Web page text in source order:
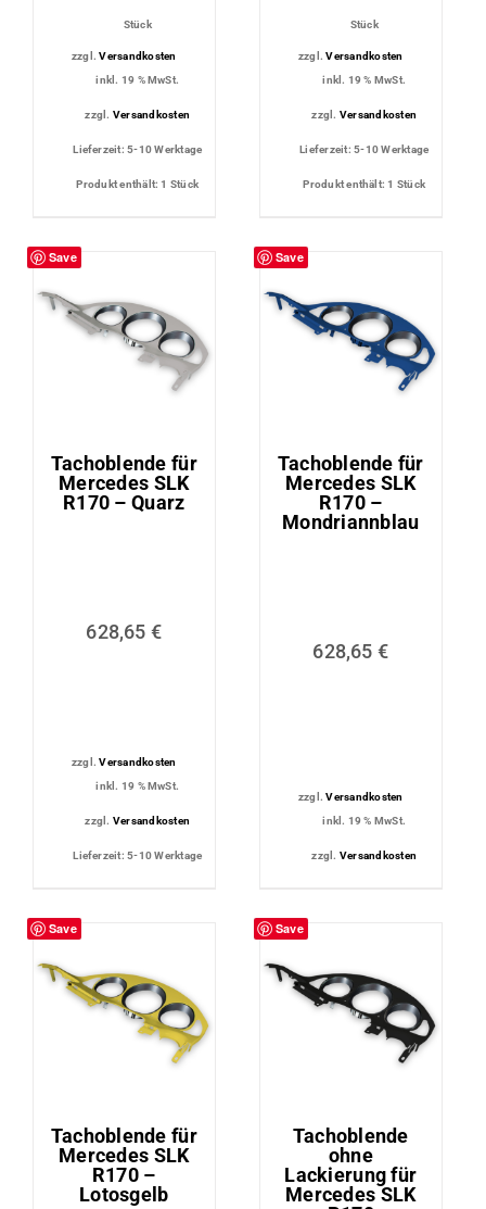
Stück
zzgl.Versandkosten
inkl. 19 % MwSt.
zzgl. Versandkosten
Lieferzeit:5-10 Werktage
Produkt enthält: 1 Stück
Stück
zzgl.Versandkosten
inkl. 19 % MwSt.
zzgl. Versandkosten
Lieferzeit:5-10 Werktage
Produkt enthält: 1 Stück
Save
Tachoblende für
Mercedes SLK
R170 – Quarz
628,65 €
zzgl.Versandkosten
inkl. 19 % MwSt.
zzgl. Versandkosten
Lieferzeit:5-10 Werktage
Save
Tachoblende für
Mercedes SLK
R170 –
Mondriannblau
628,65 €
zzgl.Versandkosten
inkl. 19 % MwSt.
zzgl. Versandkosten
Save
Tachoblende für
Mercedes SLK
R170 –
Lotosgelb
Save
Tachoblende
ohne
Lackierung für
Mercedes SLK